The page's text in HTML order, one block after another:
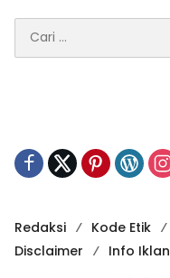
untuk:
Redaksi Kode Etik
Disclaimer
Info Iklan